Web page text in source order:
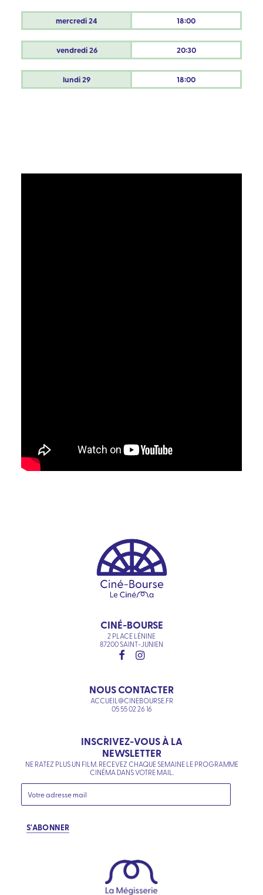
mercredi24 18:00
vendredi26 20:30
lundi29 18:00
CINÉ-BOURSE
2 PLACE LÉNINE
87200 SAINT-JUNIEN
NOUS CONTACTER
ACCUEIL@CINEBOURSE.FR
05 55 02 26 16
INSCRIVEZ-VOUS À LA
NEWSLETTER
NE RATEZ PLUS UN FILM. RECEVEZ CHAQUE SEMAINE LE PROGRAMME
CINÉMA DANS VOTRE MAIL.
S'ABONNER